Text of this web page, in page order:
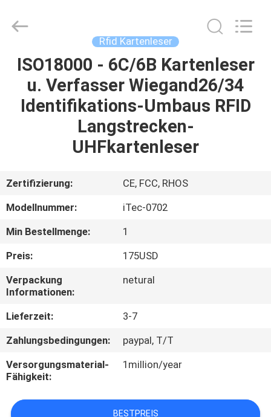
HAUS
PRODUKTE
FABRIK-
QUALITÄTSKONTROLLE
TRETEN
SIE
MIT
UNS
IN
VERBINDUNG
Reader
Reserved.
Rfid Kartenleser
ISO18000 ‐ 6C/6B Kartenleser
u. Verfasser Wiegand26/34
Identifikations-Umbaus RFID
Langstrecken-
UHFkartenleser
Zertifizierung:
CE, FCC, RHOS
Modellnummer:
iTec-0702
Min Bestellmenge:
1
Preis:
175USD
Verpackung
Informationen:
netural
Lieferzeit:
3-7
Zahlungsbedingungen:
paypal, T/T
Versorgungsmaterial-
Fähigkeit:
1million/year
BESTPREIS